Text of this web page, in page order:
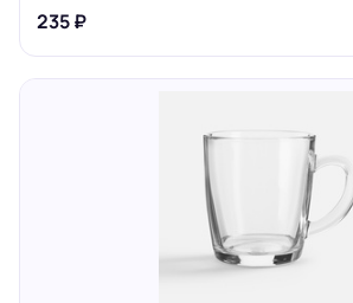
235 ₽